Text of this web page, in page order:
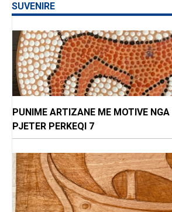
SUVENIRE
PUNIME ARTIZANE ME MOTIVE
PJETER PERKEQI 7